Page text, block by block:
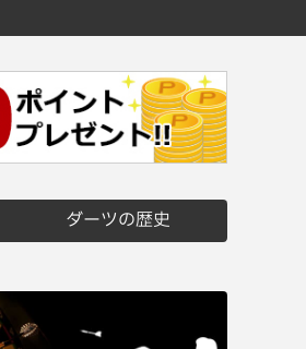
ダーツの歴史